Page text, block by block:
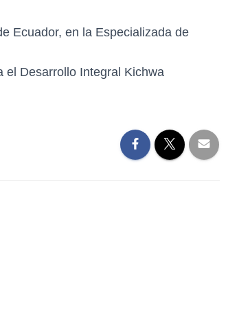
Ecuador, en la Especializada de
el Desarrollo Integral Kichwa